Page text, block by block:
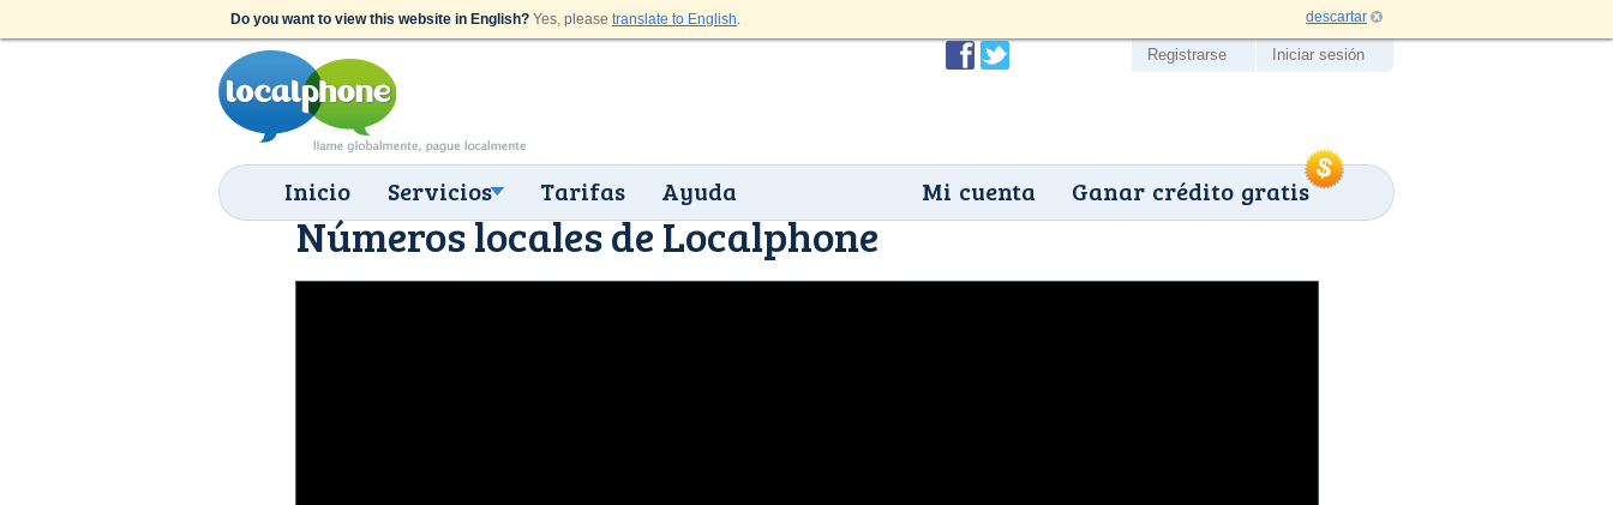
Do you want to view this website in English? Yes, please translate to English. descartar
Inicio Servicios Tarifas Ayuda Ganar crédito gratis
Mi cuenta
Registrarse Iniciar sesión
Números locales de Localphone